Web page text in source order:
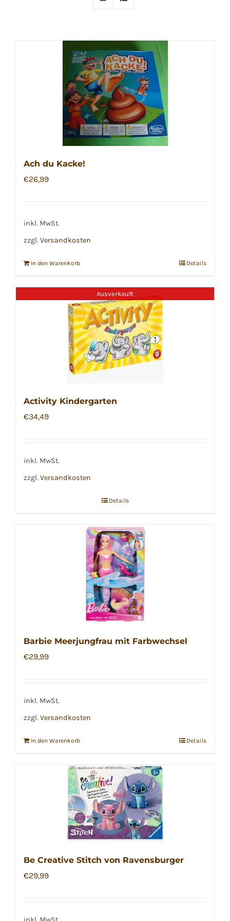
Ach du Kacke!
€26,99
inkl. MwSt.
zzgl. Versandkosten
In den Warenkorb Details
Ausverkauft
Activity Kindergarten
€34,49
inkl. MwSt.
zzgl. Versandkosten
Details
Barbie Meerjungfrau mit Farbwechsel
€29,99
inkl. MwSt.
zzgl. Versandkosten
In den Warenkorb Details
Be Creative Stitch von Ravensburger
€29,99